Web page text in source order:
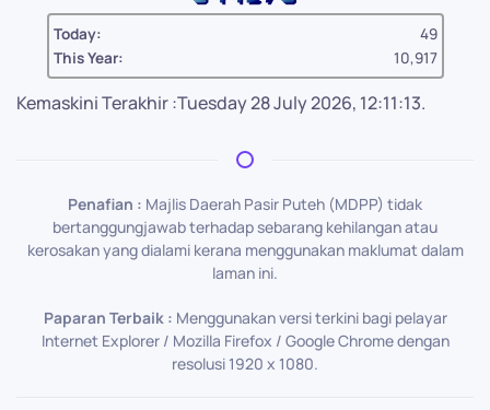
Today:
49
This Year:
10,917
Kemaskini Terakhir :Tuesday 28 July 2026, 12:11:13.
Penafian : Majlis Daerah Pasir Puteh (MDPP) tidak
bertanggungjawab terhadap sebarang kehilangan atau
kerosakan yang dialami kerana menggunakan maklumat dalam
laman ini.
Paparan Terbaik : Menggunakan versi terkini bagi pelayar
Internet Explorer / Mozilla Firefox / Google Chrome dengan
resolusi 1920 x 1080.